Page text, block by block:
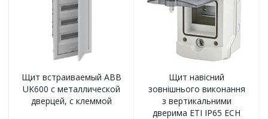
Щит встраиваемый ABB
UK600 с металлической
дверцей, с клеммой
Щит навісний
зовнішнього виконання
з вертикальними
дверима ETI IP65 ECH